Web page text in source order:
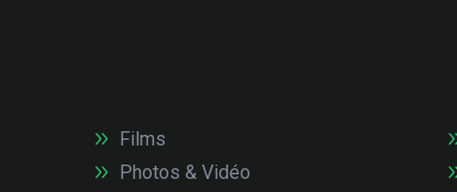
Films
Photos & Vidéo